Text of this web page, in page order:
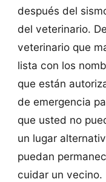
después del
del veterinario.
veterinario que
lista con los
que están
de emergencia
que usted no
un lugar
puedan
cuidar un vecino.